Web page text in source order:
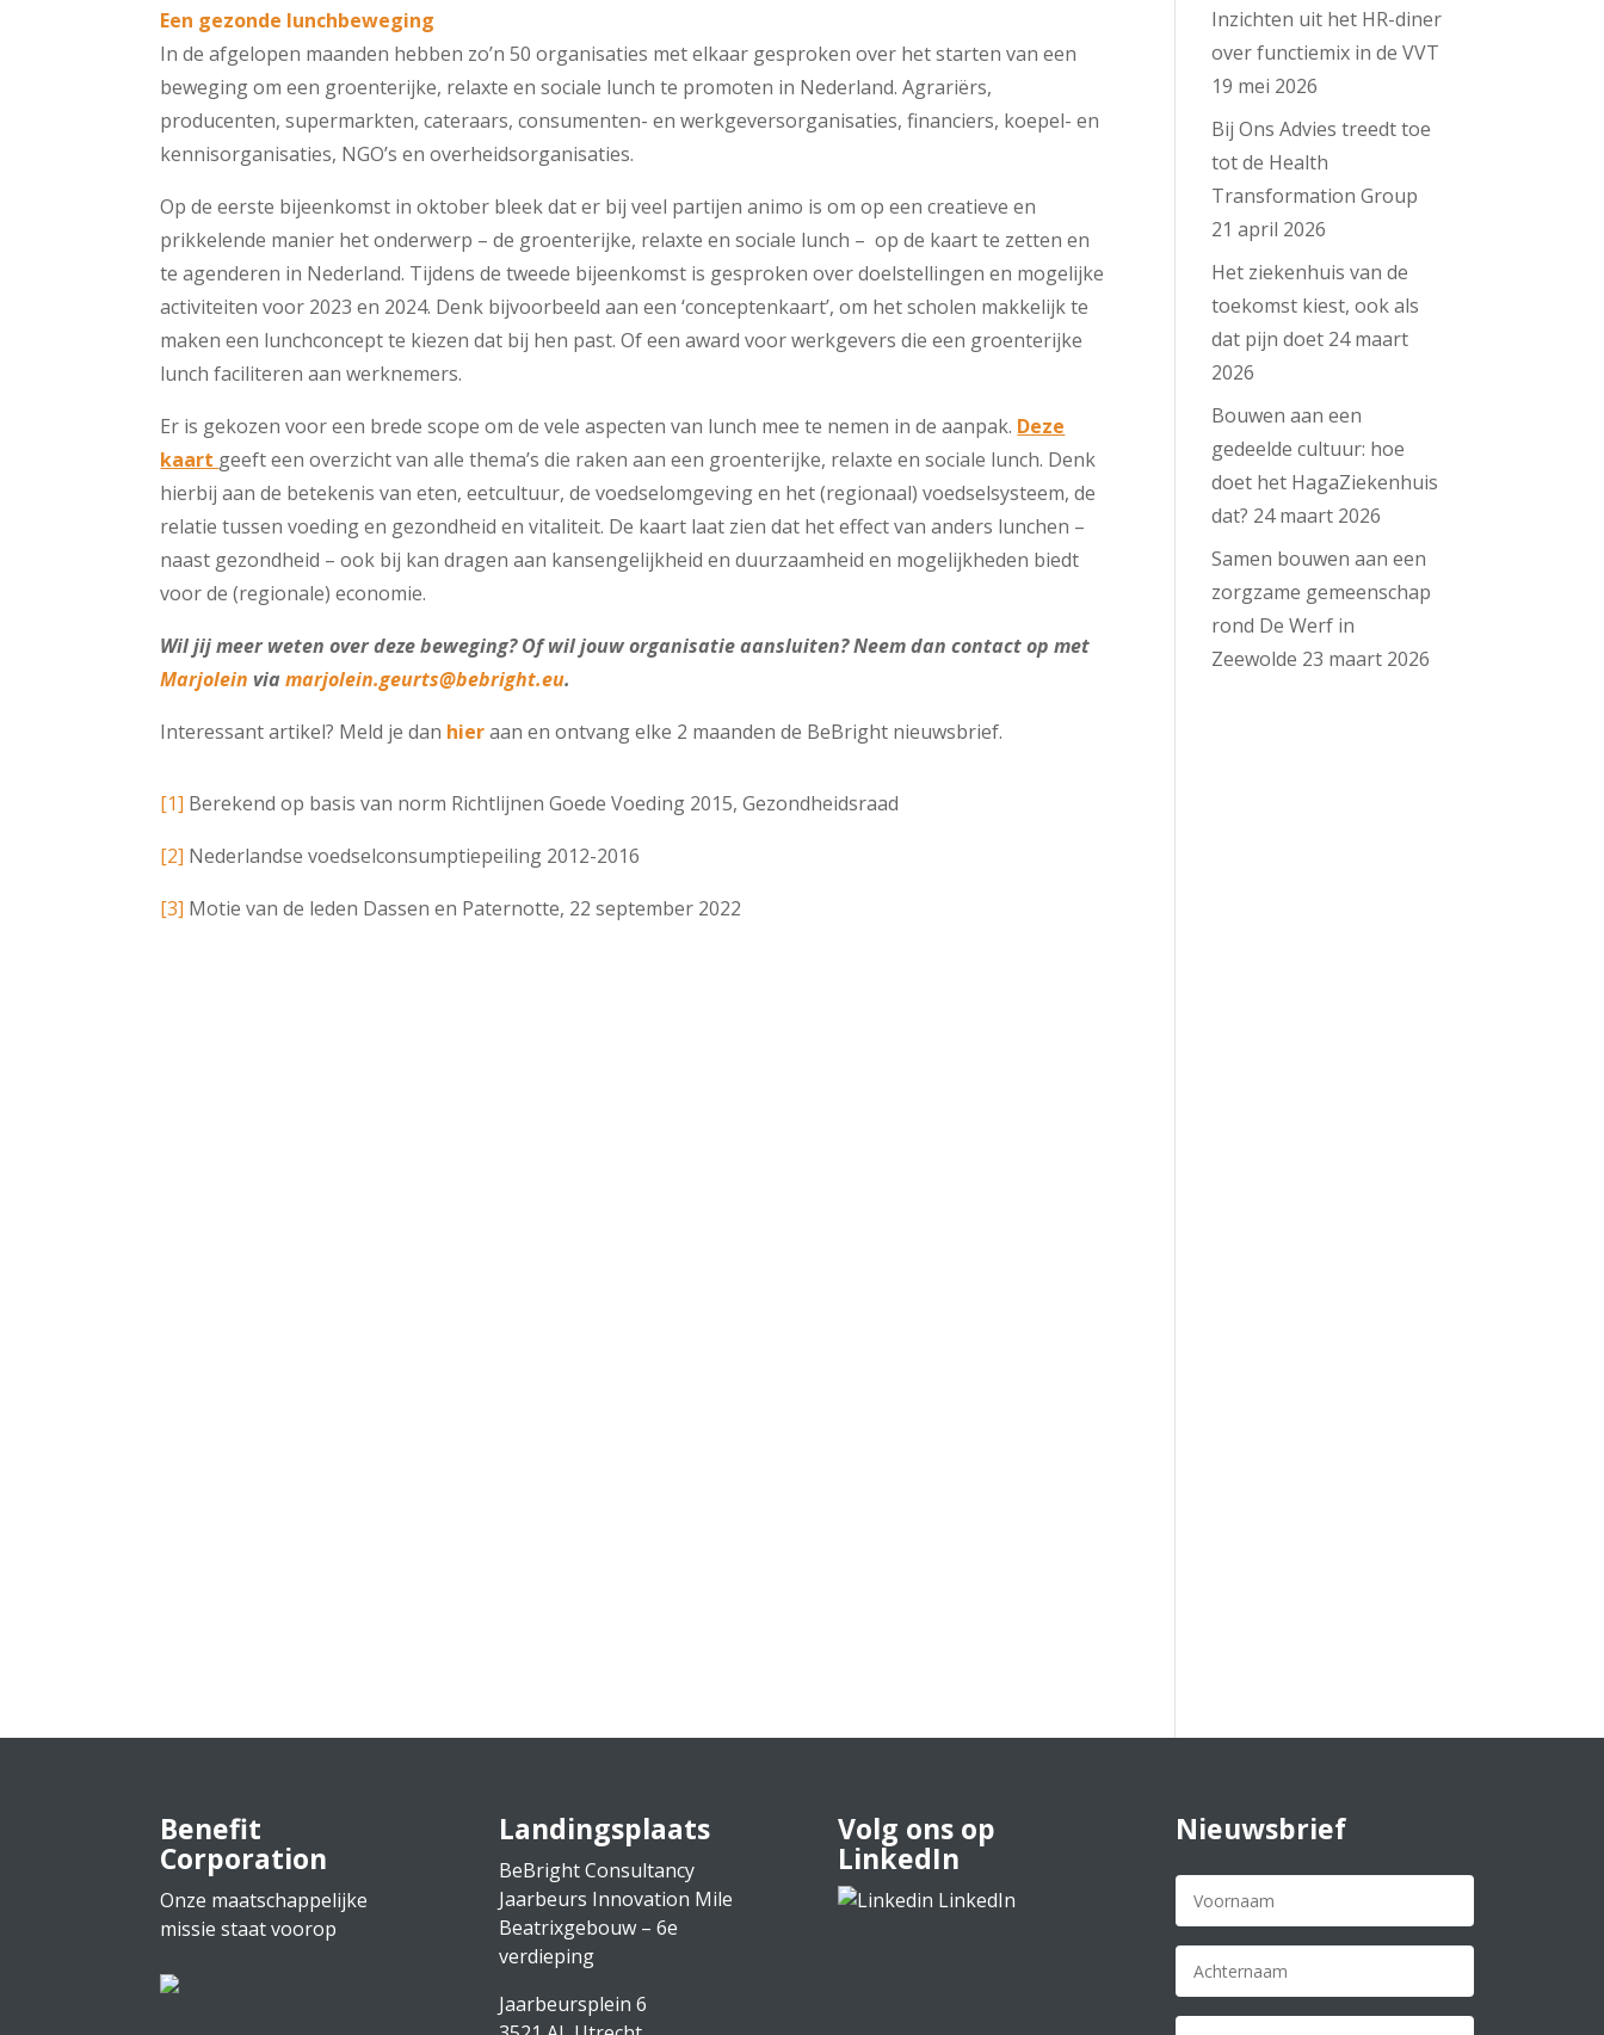
Een gezonde lunchbeweging
In de afgelopen maanden hebben zo’n 50 organisaties met elkaar gesproken over het starten van een
beweging om een groenterijke, relaxte en sociale lunch te promoten in Nederland. Agrariërs,
producenten, supermarkten, cateraars, consumenten- en werkgeversorganisaties, financiers, koepel- en
kennisorganisaties, NGO’s en overheidsorganisaties.
Op de eerste bijeenkomst in oktober bleek dat er bij veel partijen animo is om op een creatieve en
prikkelende manier het onderwerp – de groenterijke, relaxte en sociale lunch – op de kaart te zetten en
te agenderen in Nederland. Tijdens de tweede bijeenkomst is gesproken over doelstellingen en mogelijke
activiteiten voor 2023 en 2024. Denk bijvoorbeeld aan een ‘conceptenkaart’, om het scholen makkelijk te
maken een lunchconcept te kiezen dat bij hen past. Of een award voor werkgevers die een groenterijke
lunch faciliteren aan werknemers.
Er is gekozen voor een brede scope om de vele aspecten van lunch mee te nemen in de aanpak. Deze
kaart geeft een overzicht van alle thema’s die raken aan een groenterijke, relaxte en sociale lunch. Denk
hierbij aan de betekenis van eten, eetcultuur, de voedselomgeving en het (regionaal) voedselsysteem, de
relatie tussen voeding en gezondheid en vitaliteit. De kaart laat zien dat het effect van anders lunchen –
naast gezondheid – ook bij kan dragen aan kansengelijkheid en duurzaamheid en mogelijkheden biedt
voor de (regionale) economie.
Wil jij meer weten over deze beweging? Of wil jouw organisatie aansluiten? Neem dan contact op met
Marjolein viamarjolein.geurts@bebright.eu.
Interessant artikel? Meld je dan hieraan en ontvang elke 2 maanden de BeBright nieuwsbrief.
[1] Berekend op basis van norm Richtlijnen Goede Voeding 2015, Gezondheidsraad
[2] Nederlandse voedselconsumptiepeiling 2012-2016
[3] Motie van de leden Dassen en Paternotte, 22 september 2022
Inzichten uit het HR-diner
over functiemix in de VVT
19 mei 2026
Bij Ons Advies treedt toe
tot de Health
Transformation Group
21 april 2026
Het ziekenhuis van de
toekomst kiest, ook als
dat pijn doet 24 maart
2026
Bouwen aan een
gedeelde cultuur: hoe
doet het HagaZiekenhuis
dat? 24 maart 2026
Samen bouwen aan een
zorgzame gemeenschap
rond De Werf in
Zeewolde 23 maart 2026
Benefit
Corporation
Onze maatschappelijke
missie staat voorop
Landingsplaats
BeBright Consultancy
Jaarbeurs Innovation Mile
Beatrixgebouw – 6e
verdieping
Jaarbeursplein 6
Volg ons op
LinkedIn
LinkedIn
Nieuwsbrief